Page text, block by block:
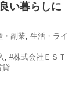
い暮らしに
・副業, 生活・ライ
, #株式会社ＥＳＴ
貸